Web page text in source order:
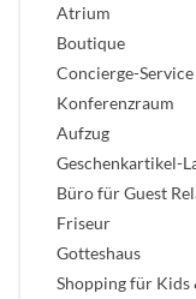
Atrium
Boutique
Concierge-Service
Konferenzraum
Aufzug
Geschenkartikel-
Büro für Guest
Friseur
Gotteshaus
Shopping für Kids